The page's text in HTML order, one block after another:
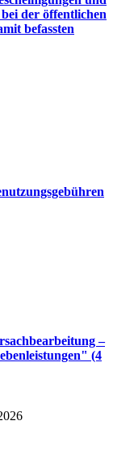
der öffentlichen
befassten
–
(4